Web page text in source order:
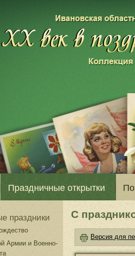
Праздничные открытки
праздники
Армии и Военно-
С
Версия для